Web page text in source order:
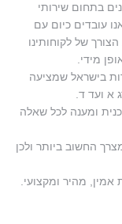
מאסטרס בעלת וותק וניסיון של 10 שנים בתחום שירותי
עובדים כיום עם
של לקוחותינו
מידי.
בישראל שמציעה
א ועד ד.
ומענה לכל שאלה
החשוב ביותר ולכן
אמין, מהיר ומקצועי.